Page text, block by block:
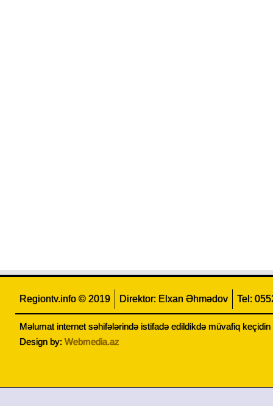
Regiontv.info © 2019 Direktor: Elxan Əhmədov Tel:
Məlumat internet səhifələrində istifadə edildikdə müvafiq keçidin
Design by: Webmedia.az